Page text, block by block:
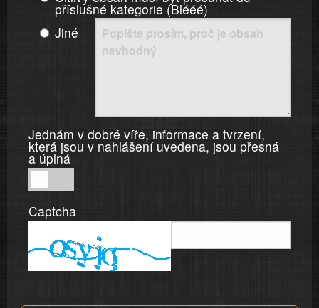
příslušné kategorie (Blééé)
Jiné
Jednám v dobré víře, informace a tvrzení,
která jsou v nahlášení uvedena, jsou přesná
a úplná
v
dobré
informace
Captcha